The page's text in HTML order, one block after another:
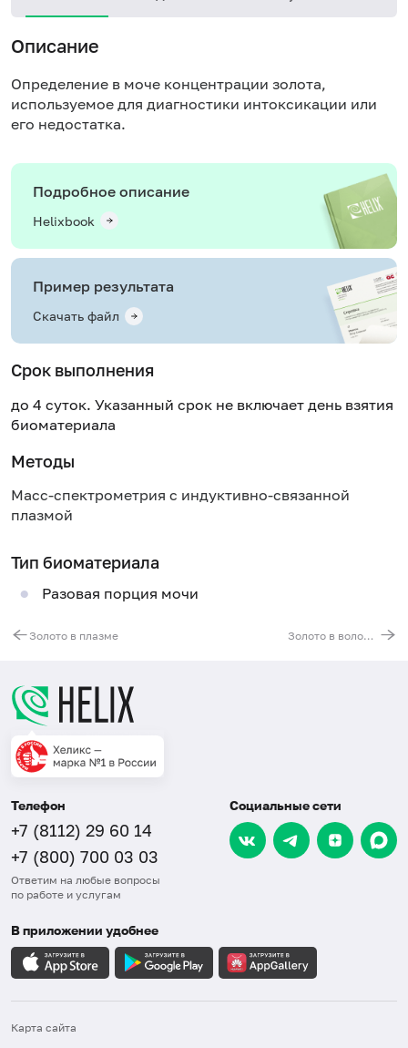
Описание
Определение в моче концентрации золота,
используемое для диагностики интоксикации или
его недостатка.
Подробное описание
Helixbook
Пример результата
Скачать файл
Срок выполнения
до 4 суток. Указанный срок не включает день взятия
биоматериала
Методы
Масс-спектрометрия с индуктивно-связанной
плазмой
Тип биоматериала
Разовая порция мочи
Золото в плазме Золото в волосах
Телефон
+7 (8112) 29 60 14
+7 (800) 700 03 03
Ответим на любые вопросы
по работе и услугам
Социальные сети
В приложении удобнее
Карта сайта